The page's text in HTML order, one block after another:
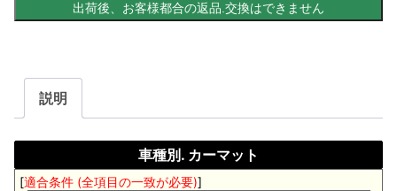
説明
車種別. カーマット
[適合条件 (全項目の一致が必要)]